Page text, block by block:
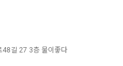
48길 27 3층 물이좋다